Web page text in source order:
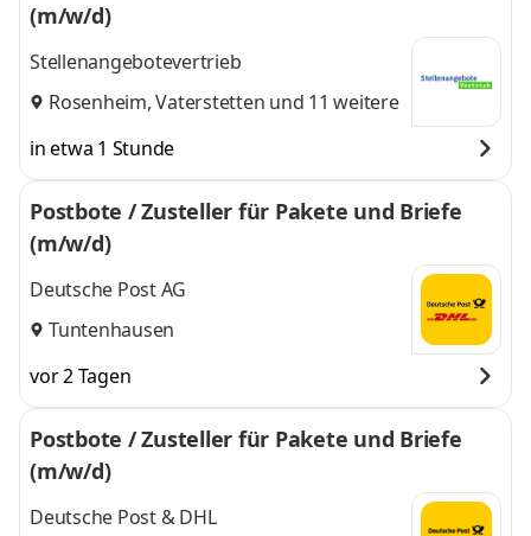
(m/w/d)
Stellenangebotevertrieb
Rosenheim,Vaterstetten und 11 weitere
in etwa 1 Stunde
Postbote / Zusteller für Pakete und Briefe
(m/w/d)
Deutsche Post AG
Tuntenhausen
vor 2 Tagen
Postbote / Zusteller für Pakete und Briefe
(m/w/d)
Deutsche Post & DHL